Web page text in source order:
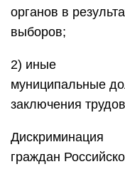
органов в
выборов;
2) иные
муниципальные
заключения
Дискриминация
граждан